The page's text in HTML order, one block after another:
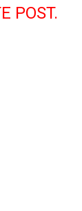
POST.